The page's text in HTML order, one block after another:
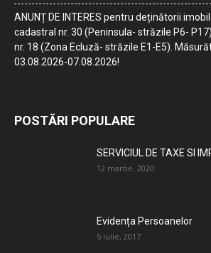
ANUNȚ DE INTERES pentru deținătorii
cadastral nr. 30 (Peninsula- străzile P6-
nr. 18 (Zona Ecluză- străzile E1-E5).
03.08.2026-07.08.2026!
POSTĂRI POPULARE
SERVICIUL DE TAXE SI
12 martie, 2020
Evidența Persoanelor
5 iulie, 2017